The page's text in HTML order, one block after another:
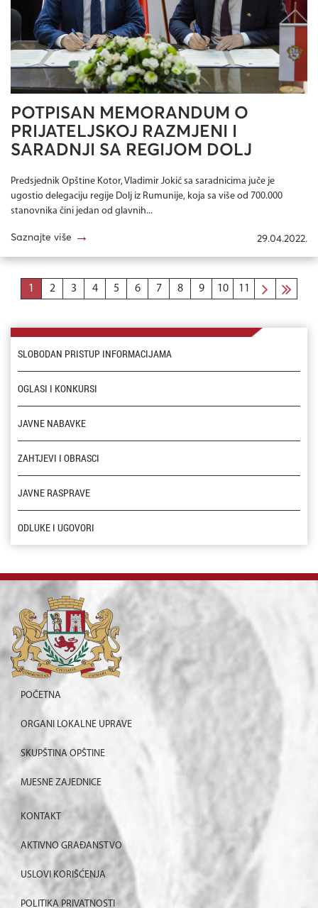
POTPISAN MEMORANDUM O
PRIJATELJSKOJ RAZMJENI I
SARADNJI SA REGIJOM DOLJ
Predsjednik Opštine Kotor, Vladimir Jokić sa saradnicima juče je
ugostio delegaciju regije Dolj iz Rumunije, koja sa više od 700.000
stanovnika čini jedan od glavnih...
Saznajte više → 29.04.2022.
1 2 3 4 5 6 7 8 9 10 11
SLOBODAN PRISTUP INFORMACIJAMA
OGLASI I KONKURSI
JAVNE NABAVKE
ZAHTJEVI I OBRASCI
JAVNE RASPRAVE
ODLUKE I UGOVORI
POČETNA
ORGANI LOKALNE UPRAVE
SKUPŠTINA OPŠTINE
MJESNE ZAJEDNICE
KONTAKT
AKTIVNO GRAĐANSTVO
USLOVI KORIŠĆENJA
POLITIKA PRIVATNOSTI